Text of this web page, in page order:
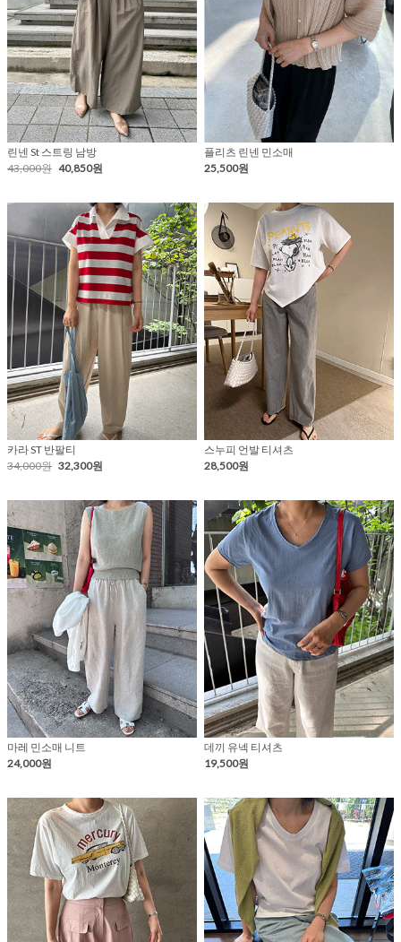
린넨 St 스트링 남방
43,000원 40,850원
플리츠 린넨 민소매
25,500원
카라 ST 반팔티
34,000원 32,300원
스누피 언발 티셔츠
28,500원
마레 민소매 니트
24,000원
데끼 유넥 티셔츠
19,500원